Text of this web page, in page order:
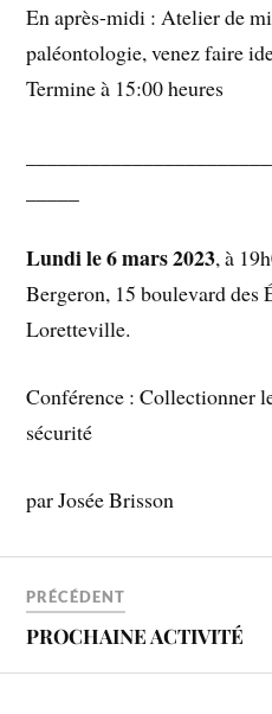
En après-midi : Atelier de
paléontologie, venez faire
Termine à 15:00 heures
Lundi le 6 mars 2023, à
Bergeron, 15 boulevard des
Loretteville.
Conférence : Collectionner
sécurité
par Josée Brisson
PRÉCÉDENT
PROCHAINE ACTIVITÉ